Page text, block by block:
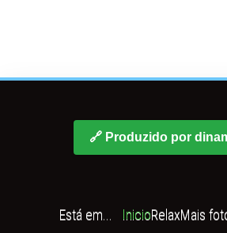
🔗 Produzido por
Está em... InicioRelaxMais